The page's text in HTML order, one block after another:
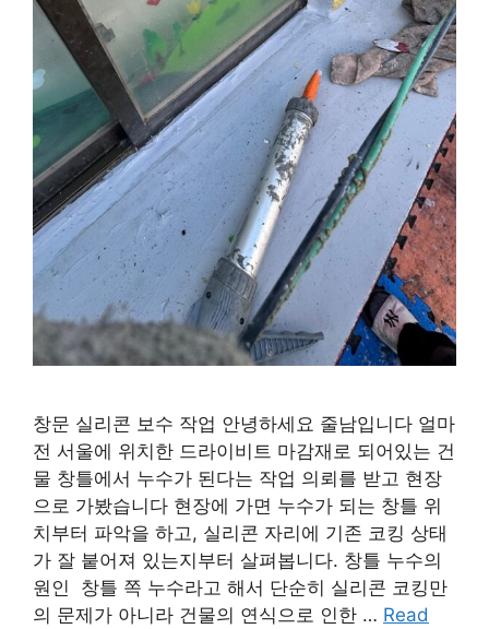
창문 실리콘 보수 작업 안녕하세요 줄남입니다 얼마
전 서울에 위치한 드라이비트 마감재로 되어있는 건
물 창틀에서 누수가 된다는 작업 의뢰를 받고 현장
으로 가봤습니다 현장에 가면 누수가 되는 창틀 위
치부터 파악을 하고, 실리콘 자리에 기존 코킹 상태
가 잘 붙어져 있는지부터 살펴봅니다. 창틀 누수의
원인 창틀 쪽 누수라고 해서 단순히 실리콘 코킹만
의 문제가 아니라 건물의 연식으로 인한 … Read